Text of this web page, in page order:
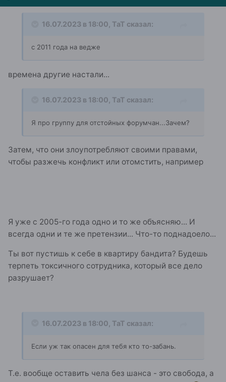
16.07.2023 в 18:00, ТаТ сказал:
с 2011 года на ведже
времена другие настали...
16.07.2023 в 18:00, ТаТ сказал:
Я про группу для отстойных форумчан...Зачем?
Затем, что они злоупотребляют своими правами,
чтобы разжечь конфликт или отомстить, например
Я уже с 2005-го года одно и то же объясняю... И
всегда одни и те же претензии... Что-то поднадоело...
Ты вот пустишь к себе в квартиру бандита? Будешь
терпеть токсичного сотрудника, который все дело
разрушает?
16.07.2023 в 18:00, ТаТ сказал:
Если уж так опасен для тебя кто то-забань.
Т.е. вообще оставить чела без шанса - это свобода, а